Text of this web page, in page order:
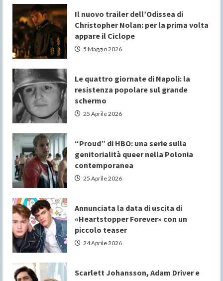
Il nuovo trailer dell’Odissea di
Christopher Nolan: per la prima volta
appare il Ciclope
5 Maggio 2026
Le quattro giornate di Napoli: la
resistenza popolare sul grande
schermo
25 Aprile 2026
“Proud” di HBO: una serie sulla
genitorialità queer nella Polonia
contemporanea
25 Aprile 2026
Annunciata la data di uscita di
«Heartstopper Forever» con un
piccolo teaser
24 Aprile 2026
Scarlett Johansson, Adam Driver e